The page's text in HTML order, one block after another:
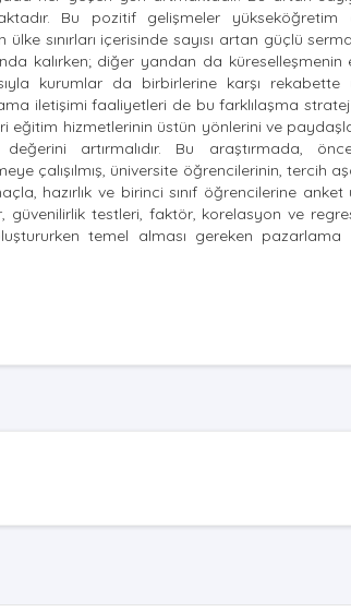
Bu pozitif gelişmeler yükseköğretim
sınırları içerisinde sayısı artan güçlü
kalırken; diğer yandan da küreselleşmenin
kurumlar da birbirlerine karşı
iletişimi faaliyetleri de bu farklılaşma
eğitim hizmetlerinin üstün yönlerini ve
artırmalıdır. Bu araştırmada,
çalışılmış, üniversite öğrencilerinin, tercih
hazırlık ve birinci sınıf öğrencilerine anket
güvenilirlik testleri, faktör, korelasyon ve
temel alması gereken